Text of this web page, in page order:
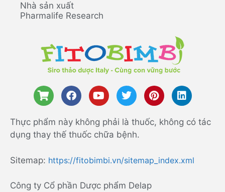
Nhà sản xuất
Pharmalife Research
Thực phẩm này không phải là thuốc, không có tác
dụng thay thế thuốc chữa bệnh.
Sitemap: https://fitobimbi.vn/sitemap_index.xml
Công ty Cổ phần Dược phẩm Delap